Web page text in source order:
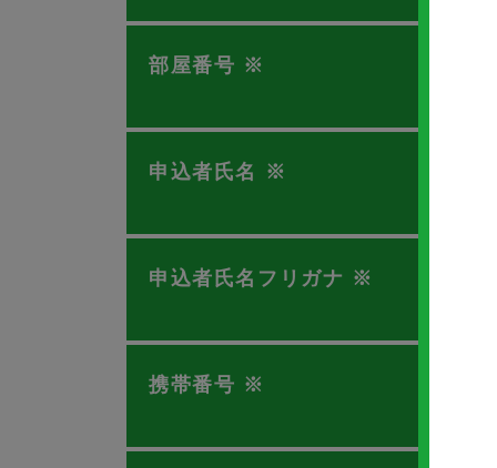
部屋番号 ※
申込者氏名 ※
申込者氏名フリガナ ※
携帯番号 ※